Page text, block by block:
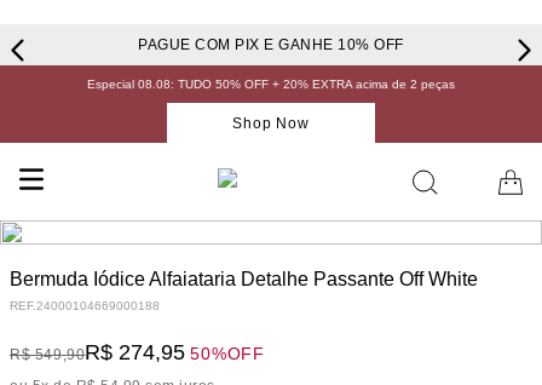
PAGUE COM PIX E GANHE 10% OFF
Especial 08.08: TUDO 50% OFF + 20% EXTRA acima de 2 peças
Shop Now
Bermuda Iódice Alfaiataria Detalhe Passante Off White
REF.24000104669000188
R$ 549,90R$ 274,95 50%OFF